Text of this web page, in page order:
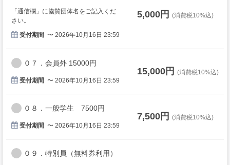
「通信欄」に協賛団体名をご記入くだ
さい。
受付期間 〜 2026年10月16日 23:59
5,000円 (消費税10%込)
０７．会員外 15000円
受付期間 〜 2026年10月16日 23:59
15,000円 (消費税10%込)
０８．一般学生 7500円
受付期間 〜 2026年10月16日 23:59
7,500円 (消費税10%込)
０９．特別員（無料券利用）